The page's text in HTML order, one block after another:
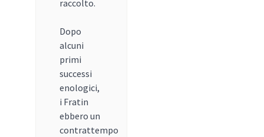
raccolto.
Dopo
alcuni
primi
successi
enologici,
i Fratin
ebbero un
contrattempo